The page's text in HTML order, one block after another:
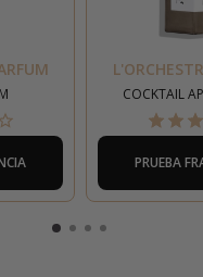
COCKTAIL
PRUEBA